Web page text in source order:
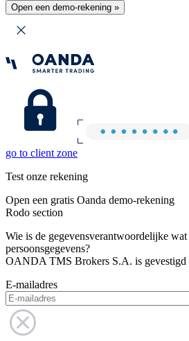
Open een demo-rekening »
go to client zone
Test onze rekening
Open een gratis Oanda demo-rekening
Rodo section
Wie is de gegevensverantwoordelijke
persoonsgegevens?
OANDA TMS Brokers S.A. is gevestigd
E-mailadres